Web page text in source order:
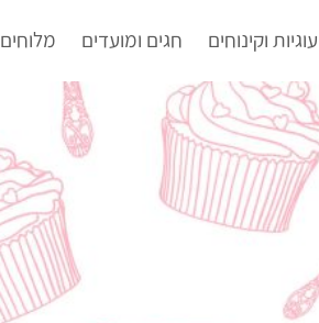
עוגיות וקינוחים חגים ומועדים מלוחים